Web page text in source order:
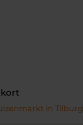
in Tilburg